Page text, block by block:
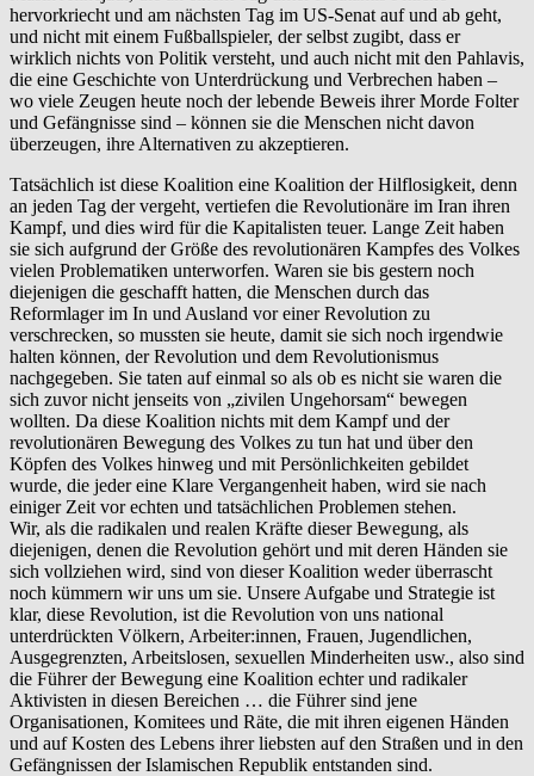
hervorkriecht und am nächsten Tag im US-Senat auf und ab geht,
und nicht mit einem Fußballspieler, der selbst zugibt, dass er
wirklich nichts von Politik versteht, und auch nicht mit den Pahlavis,
die eine Geschichte von Unterdrückung und Verbrechen haben –
wo viele Zeugen heute noch der lebende Beweis ihrer Morde Folter
und Gefängnisse sind – können sie die Menschen nicht davon
überzeugen, ihre Alternativen zu akzeptieren.
Tatsächlich ist diese Koalition eine Koalition der Hilflosigkeit, denn
an jeden Tag der vergeht, vertiefen die Revolutionäre im Iran ihren
Kampf, und dies wird für die Kapitalisten teuer. Lange Zeit haben
sie sich aufgrund der Größe des revolutionären Kampfes des Volkes
vielen Problematiken unterworfen. Waren sie bis gestern noch
diejenigen die geschafft hatten, die Menschen durch das
Reformlager im In und Ausland vor einer Revolution zu
verschrecken, so mussten sie heute, damit sie sich noch irgendwie
halten können, der Revolution und dem Revolutionismus
nachgegeben. Sie taten auf einmal so als ob es nicht sie waren die
sich zuvor nicht jenseits von „zivilen Ungehorsam“ bewegen
wollten. Da diese Koalition nichts mit dem Kampf und der
revolutionären Bewegung des Volkes zu tun hat und über den
Köpfen des Volkes hinweg und mit Persönlichkeiten gebildet
wurde, die jeder eine Klare Vergangenheit haben, wird sie nach
einiger Zeit vor echten und tatsächlichen Problemen stehen.
Wir, als die radikalen und realen Kräfte dieser Bewegung, als
diejenigen, denen die Revolution gehört und mit deren Händen sie
sich vollziehen wird, sind von dieser Koalition weder überrascht
noch kümmern wir uns um sie. Unsere Aufgabe und Strategie ist
klar, diese Revolution, ist die Revolution von uns national
unterdrückten Völkern, Arbeiter:innen, Frauen, Jugendlichen,
Ausgegrenzten, Arbeitslosen, sexuellen Minderheiten usw., also sind
die Führer der Bewegung eine Koalition echter und radikaler
Aktivisten in diesen Bereichen … die Führer sind jene
Organisationen, Komitees und Räte, die mit ihren eigenen Händen
und auf Kosten des Lebens ihrer liebsten auf den Straßen und in den
Gefängnissen der Islamischen Republik entstanden sind.